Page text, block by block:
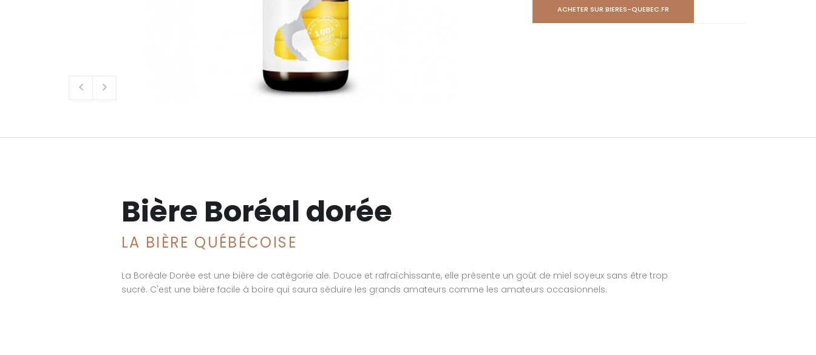
ACHETER SUR BIERES-QUEBEC.FR
Bière Boréal dorée
LA BIÈRE QUÉBÉCOISE
La Boréale Dorée est une bière de catégorie ale. Douce et rafraîchissante, elle présente un goût de miel soyeux sans être trop
sucré. C'est une bière facile à boire qui saura séduire les grands amateurs comme les amateurs occasionnels.